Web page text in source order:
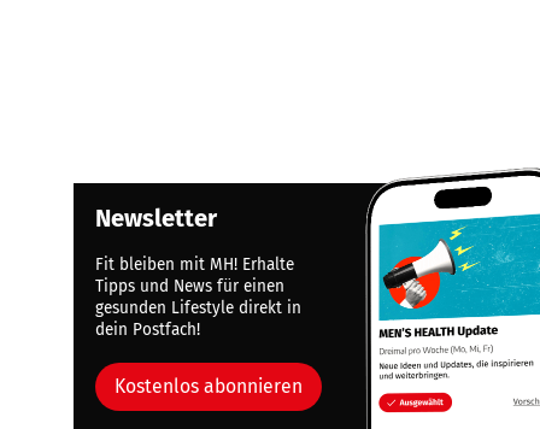
Newsletter
Fit bleiben mit MH! Erhalte
Tipps und News für einen
gesunden Lifestyle direkt in
dein Postfach!
Kostenlos abonnieren